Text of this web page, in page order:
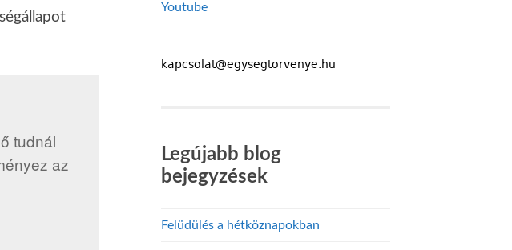
tudnál
az
Youtube
Legújabb blog
bejegyzések
Felüdülés a hétköznapokban